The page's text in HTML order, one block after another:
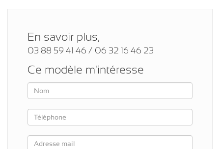
En savoir plus,
03 88 59 41 46 / 06 32 16 46 23
Ce modèle m'intéresse